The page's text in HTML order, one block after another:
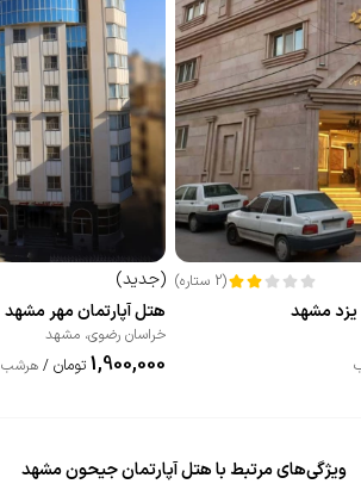
(
2 ستاره)
یزد مشهد
(جدید)
هتل آپارتمان مهر مشهد
خراسان رضوی، مشهد
1,900,000 تومان / هرشب
ویژگی‌های مرتبط با هتل آپارتمان جیحون مشهد